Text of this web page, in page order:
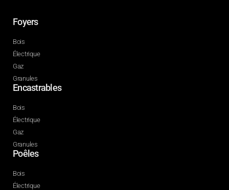
Foyers
Bois
Électrique
Gaz
Granules
Encastrables
Bois
Électrique
Gaz
Granules
Poêles
Bois
Électrique